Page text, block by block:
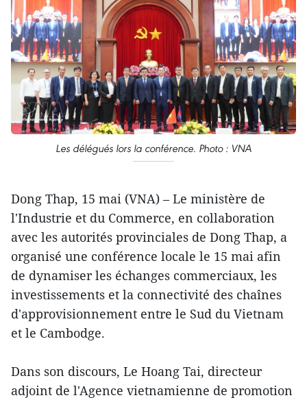
Les délégués lors la conférence. Photo : VNA
Dong Thap, 15 mai (VNA) – Le ministère de
l'Industrie et du Commerce, en collaboration
avec les autorités provinciales de Dong Thap, a
organisé une conférence locale le 15 mai afin
de dynamiser les échanges commerciaux, les
investissements et la connectivité des chaînes
d'approvisionnement entre le Sud du Vietnam
et le Cambodge.
Dans son discours, Le Hoang Tai, directeur
adjoint de l'Agence vietnamienne de promotion